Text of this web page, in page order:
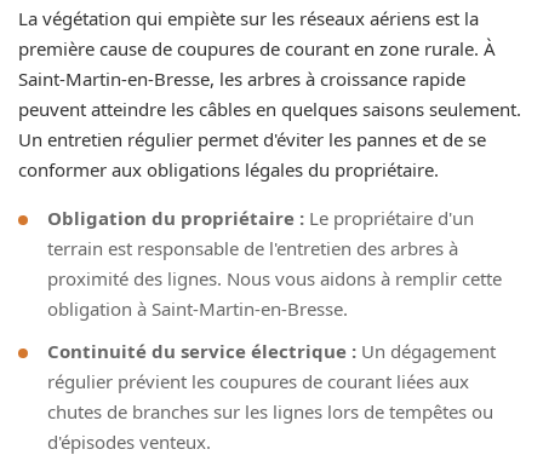
La végétation qui empiète sur les réseaux aériens est la
première cause de coupures de courant en zone rurale. À
Saint-Martin-en-Bresse, les arbres à croissance rapide
peuvent atteindre les câbles en quelques saisons seulement.
Un entretien régulier permet d'éviter les pannes et de se
conformer aux obligations légales du propriétaire.
Obligation du propriétaire : Le propriétaire d'un
terrain est responsable de l'entretien des arbres à
proximité des lignes. Nous vous aidons à remplir cette
obligation à Saint-Martin-en-Bresse.
Continuité du service électrique : Un dégagement
régulier prévient les coupures de courant liées aux
chutes de branches sur les lignes lors de tempêtes ou
d'épisodes venteux.